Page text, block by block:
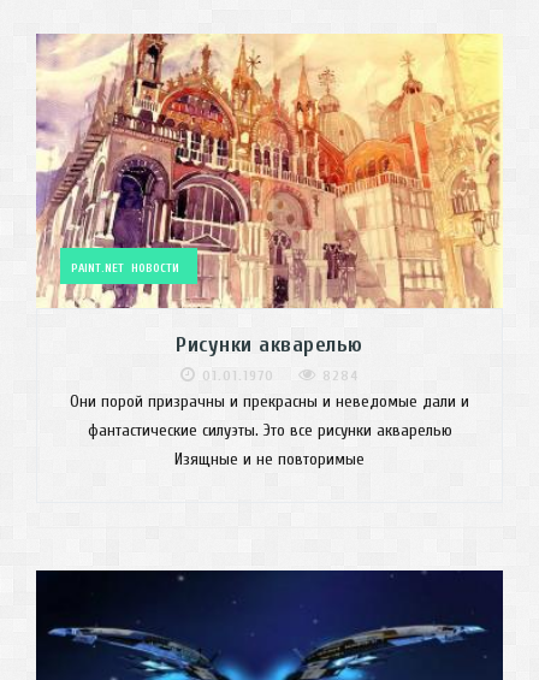
PAINT.NET НОВОСТИ
Рисунки акварелью
01.01.1970 8284
Они порой призрачны и прекрасны и неведомые дали и
фантастические силуэты. Это все рисунки акварелью
Изящные и не повторимые